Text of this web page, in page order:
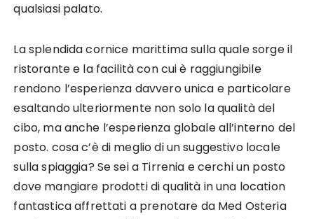
qualsiasi palato.
La splendida cornice marittima sulla quale sorge il
ristorante e la facilità con cui è raggiungibile
rendono l’esperienza davvero unica e particolare
esaltando ulteriormente non solo la qualità del
cibo, ma anche l’esperienza globale all’interno del
posto. cosa c’è di meglio di un suggestivo locale
sulla spiaggia? Se sei a Tirrenia e cerchi un posto
dove mangiare prodotti di qualità in una location
fantastica affrettati a prenotare da Med Osteria